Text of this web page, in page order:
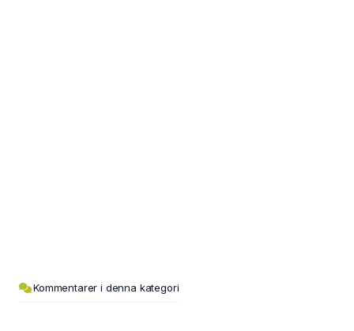
Kommentarer i denna kategori